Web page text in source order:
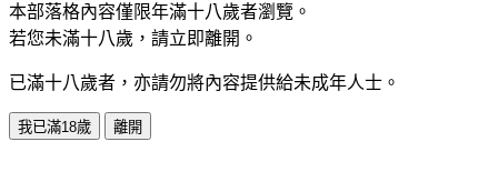
本部落格內容僅限年滿十八歲者瀏覽。
若您未滿十八歲，請立即離開。
已滿十八歲者，亦請勿將內容提供給未成年人士。
我已滿18歲 離開